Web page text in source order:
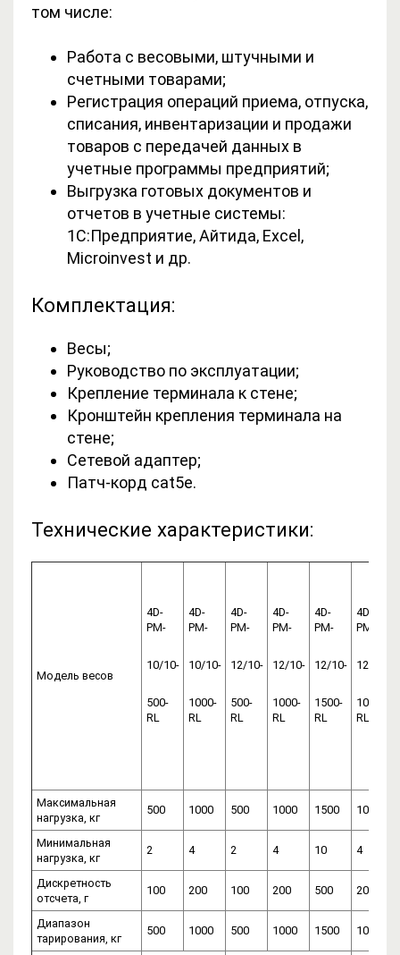
том числе:
Работа с весовыми, штучными и
счетными товарами;
Регистрация операций приема, отпуска,
списания, инвентаризации и продажи
товаров с передачей данных в
учетные программы предприятий;
Выгрузка готовых документов и
отчетов в учетные системы:
1С:Предприятие, Айтида, Excel,
Microinvest и др.
Комплектация:
Весы;
Руководство по эксплуатации;
Крепление терминала к стене;
Кронштейн крепления терминала на
стене;
Сетевой адаптер;
Патч-корд cat5е.
Технические характеристики:
Модель весов
4D-
PM-
10/10-
500-
RL
4D-
PM-
10/10-
1000-
RL
4D-
PM-
12/10-
500-
RL
4D-
PM-
12/10-
1000-
RL
4D-
PM-
12/10-
1500-
RL
4D-
PM-
12/12-
1000-
RL
Максимальная
нагрузка, кг
500 1000 500 1000 1500 1000
Минимальная
нагрузка, кг
2 4 2 4 10 4
Дискретность
отсчета, г
100 200 100 200 500 200
Диапазон
тарирования, кг
500 1000 500 1000 1500 1000